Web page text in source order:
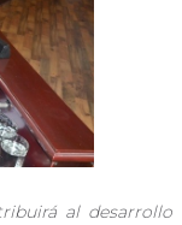
al desarrollo